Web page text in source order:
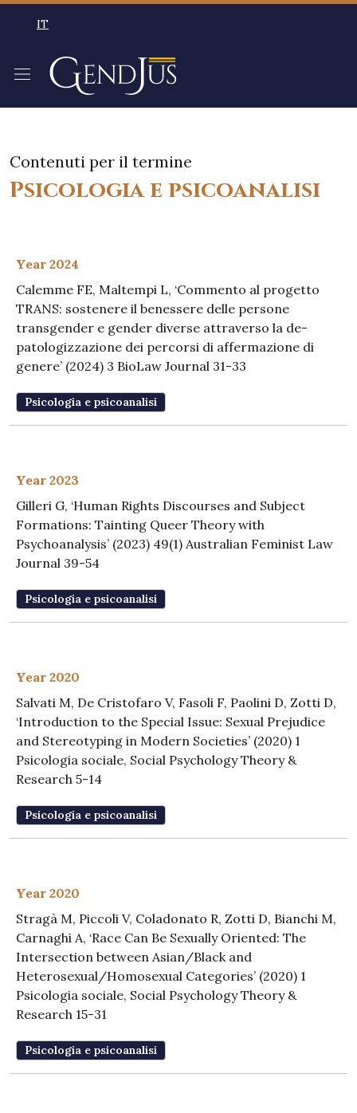
Salta al contenuto principale
SELEZIONE LINGUA: LINGUA SELEZIONATA ITALIAN
IT
Contenuti per il termine
Psicologia e psicoanalisi
Year 2024
Calemme FE, Maltempi L, ‘Commento al progetto
TRANS: sostenere il benessere delle persone
transgender e gender diverse attraverso la de-
patologizzazione dei percorsi di affermazione di
genere’ (2024) 3 BioLaw Journal 31-33
Psicologia e psicoanalisi
Year 2023
Gilleri G, ‘Human Rights Discourses and Subject
Formations: Tainting Queer Theory with
Psychoanalysis’ (2023) 49(1) Australian Feminist Law
Journal 39-54
Psicologia e psicoanalisi
Year 2020
Salvati M, De Cristofaro V, Fasoli F, Paolini D, Zotti D,
‘Introduction to the Special Issue: Sexual Prejudice
and Stereotyping in Modern Societies’ (2020) 1
Psicologia sociale, Social Psychology Theory &
Research 5-14
Psicologia e psicoanalisi
Year 2020
Stragà M, Piccoli V, Coladonato R, Zotti D, Bianchi M,
Carnaghi A, ‘Race Can Be Sexually Oriented: The
Intersection between Asian/Black and
Heterosexual/Homosexual Categories’ (2020) 1
Psicologia sociale, Social Psychology Theory &
Research 15-31
Psicologia e psicoanalisi